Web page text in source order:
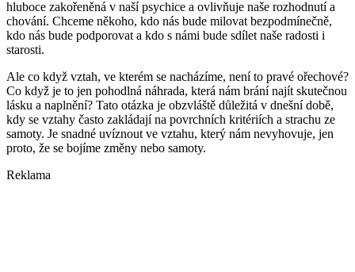
hluboce zakořeněná v naší psychice a ovlivňuje naše rozhodnutí a
chování. Chceme někoho, kdo nás bude milovat bezpodmínečně,
kdo nás bude podporovat a kdo s námi bude sdílet naše radosti i
starosti.
Ale co když vztah, ve kterém se nacházíme, není to pravé ořechové?
Co když je to jen pohodlná náhrada, která nám brání najít skutečnou
lásku a naplnění? Tato otázka je obzvláště důležitá v dnešní době,
kdy se vztahy často zakládají na povrchních kritériích a strachu ze
samoty. Je snadné uvíznout ve vztahu, který nám nevyhovuje, jen
proto, že se bojíme změny nebo samoty.
Reklama